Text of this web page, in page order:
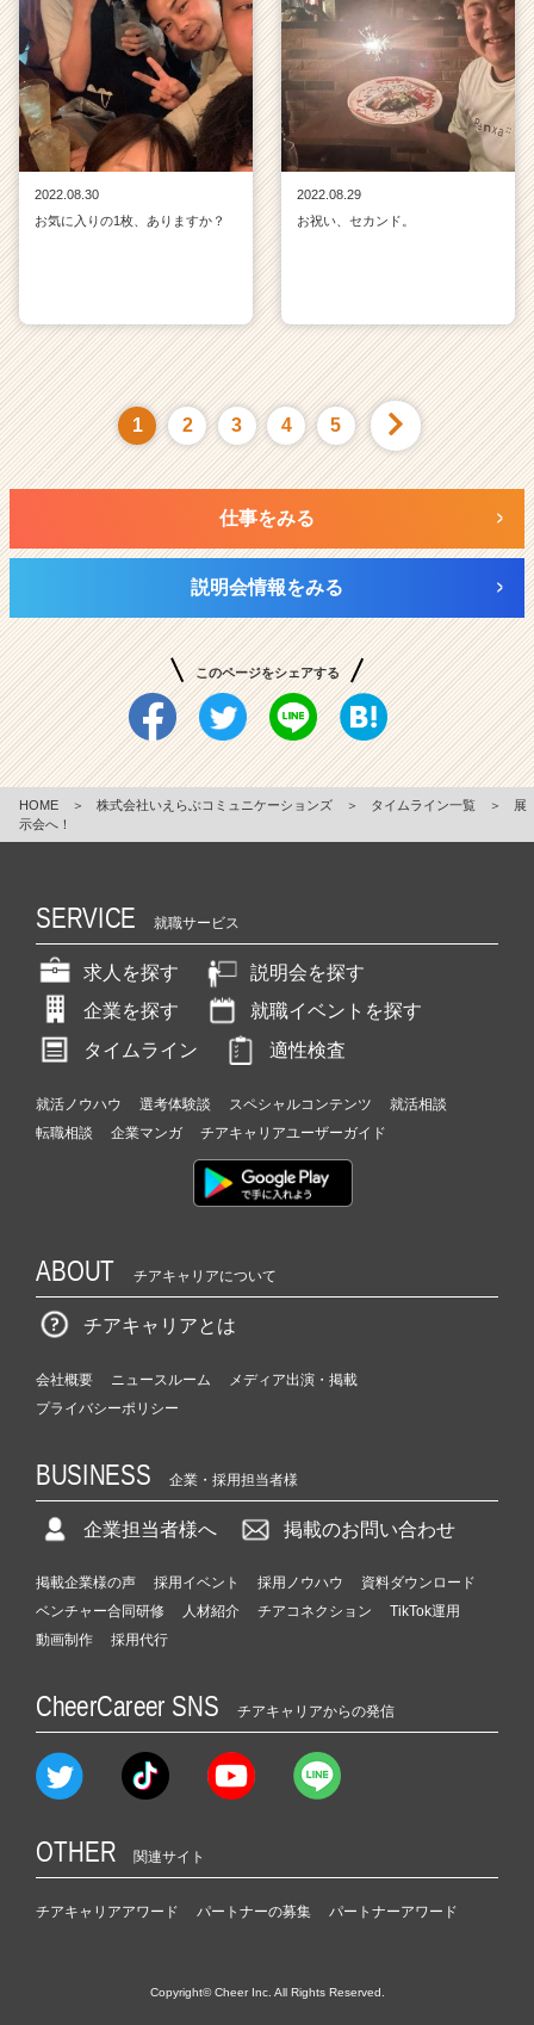
2022.08.30
お気に入りの1枚、ありますか？
2022.08.29
お祝い、セカンド。
1 2 3 4 5
仕事をみる
説明会情報をみる
このページをシェアする
HOME ＞ 株式会社いえらぶコミュニケーションズ ＞ タイムライン一覧 ＞
展
示会へ！
SERVICE 就職サービス
求人を探す
説明会を探す
企業を探す
就職イベントを探す
タイムライン
適性検査
就活ノウハウ 選考体験談 スペシャルコンテンツ
就活相談
転職相談
企業マンガ チアキャリアユーザーガイド
ABOUT チアキャリアについて
チアキャリアとは
会社概要 ニュースルーム
メディア出演・掲載
プライバシーポリシー
BUSINESS 企業・採用担当者様
企業担当者様へ 掲載のお問い合わせ
掲載企業様の声 採用イベント 採用ノウハウ
資料ダウンロード
ベンチャー合同研修
人材紹介 チアコネクション
TikTok運用
動画制作
採用代行
CheerCareer SNS チアキャリアからの発信
OTHER 関連サイト
チアキャリアアワード パートナーの募集 パートナーアワード
Copyright© Cheer Inc. All Rights Reserved.